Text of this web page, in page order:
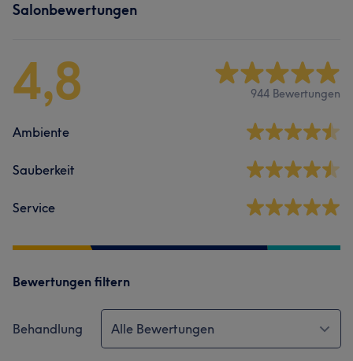
Salonbewertungen
4,8 944 Bewertungen
Ambiente
Sauberkeit
Service
Bewertungen filtern
Behandlung Alle Bewertungen